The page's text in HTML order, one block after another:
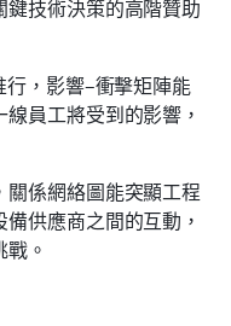
技術決策的高階贊助
，影響–衝擊矩陣能
員工將受到的影響，
關係網絡圖能突顯工程
供應商之間的互動，
。